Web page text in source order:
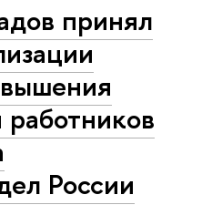
принял
России